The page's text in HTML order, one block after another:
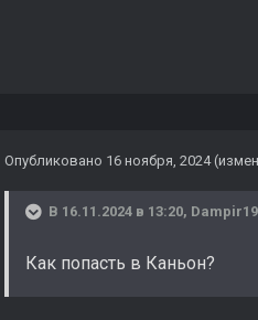
Опубликовано 16 ноября, 2024
В 16.11.2024 в 13:20,
Как попасть в Каньон?